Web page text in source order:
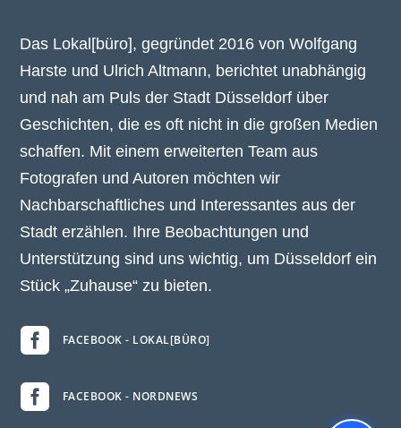
Das Lokal[büro], gegründet 2016 von Wolfgang
Harste und Ulrich Altmann, berichtet unabhängig
und nah am Puls der Stadt Düsseldorf über
Geschichten, die es oft nicht in die großen Medien
schaffen. Mit einem erweiterten Team aus
Fotografen und Autoren möchten wir
Nachbarschaftliches und Interessantes aus der
Stadt erzählen. Ihre Beobachtungen und
Unterstützung sind uns wichtig, um Düsseldorf ein
Stück „Zuhause“ zu bieten.
 FACEBOOK - LOKAL[BÜRO]
 FACEBOOK - NORDNEWS